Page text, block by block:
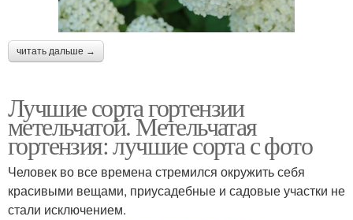
читать дальше →
Лучшие сорта гортензии
метельчатой. Метельчатая
гортензия: лучшие сорта с фото
Человек во все времена стремился окружить себя
красивыми вещами, приусадебные и садовые участки не
стали исключением.